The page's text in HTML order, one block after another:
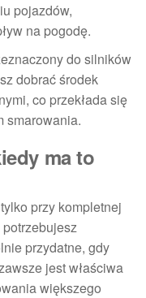
pojazdów,
na pogodę.
do silników
dobrać środek
co przekłada się
smarowania.
ma to
przy kompletnej
przydatne, gdy
jest właściwa
większego